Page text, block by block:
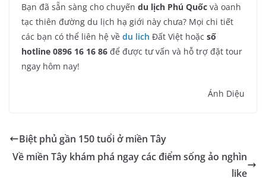
Bạn đã sẵn sàng cho chuyến du lịch Phú Quốc và oanh
tạc thiên đường du lịch hạ giới này chưa? Mọi chi tiết
các bạn có thể liên hệ về du lich Đất Việt hoặc số
hotline 0896 16 16 86 để được tư vấn và hỗ trợ đặt tour
ngay hôm nay!
Ánh Diệu
Biệt phủ gần 150 tuổi ở miền Tây
Về miền Tây khám phá ngay các điểm sống ảo nghìn
like